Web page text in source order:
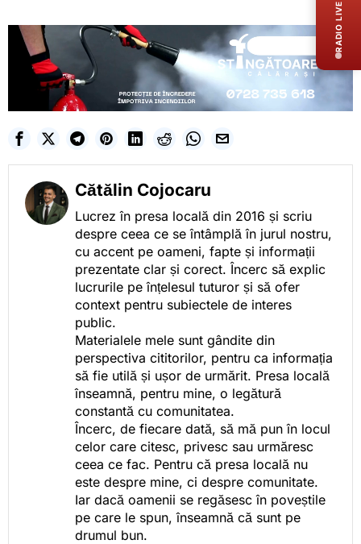
Cătălin Cojocaru
Lucrez în presa locală din 2016 și scriu
despre ceea ce se întâmplă în jurul nostru,
cu accent pe oameni, fapte și informații
prezentate clar și corect. Încerc să explic
lucrurile pe înțelesul tuturor și să ofer
context pentru subiectele de interes
public.
Materialele mele sunt gândite din
perspectiva cititorilor, pentru ca informația
să fie utilă și ușor de urmărit. Presa locală
înseamnă, pentru mine, o legătură
constantă cu comunitatea.
Încerc, de fiecare dată, să mă pun în locul
celor care citesc, privesc sau urmăresc
ceea ce fac. Pentru că presa locală nu
este despre mine, ci despre comunitate.
Iar dacă oamenii se regăsesc în poveștile
pe care le spun, înseamnă că sunt pe
drumul bun.
RADIO LIVE